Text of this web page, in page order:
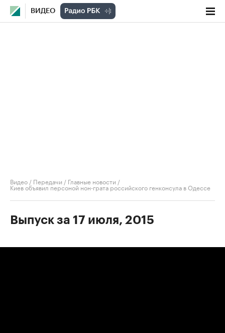
ВИДЕО
Видео / Передачи / Главные новости /
Киев объявил персоной нон-грата российского генконсула в Одессе
Выпуск за 17 июля, 2015